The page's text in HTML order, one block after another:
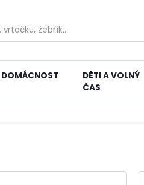
DOMÁCNOST
DĚTI A VOLNÝ
ČAS